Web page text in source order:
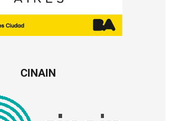
CINAIN